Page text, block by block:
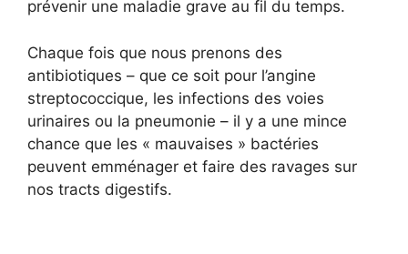
prévenir une maladie grave au fil du temps.
Chaque fois que nous prenons des
antibiotiques – que ce soit pour l’angine
streptococcique, les infections des voies
urinaires ou la pneumonie – il y a une mince
chance que les « mauvaises » bactéries
peuvent emménager et faire des ravages sur
nos tracts digestifs.